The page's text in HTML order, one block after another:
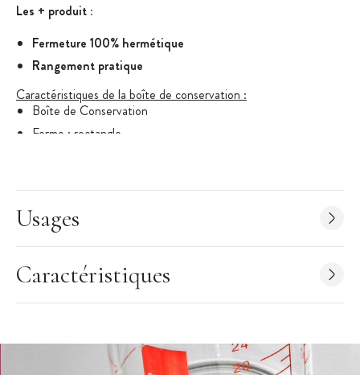
Les + produit :
Fermeture 100% hermétique
Rangement pratique
Caractéristiques de la boîte de conservation :
Boîte de Conservation
Forme : rectangle
Largeur : 10,5 cm
Couleur : transparent
Boîtes empilables
Compatibilité : au micro-onde (sans couvercle) et au
réfrigérateur.
Usages
Caractéristiques